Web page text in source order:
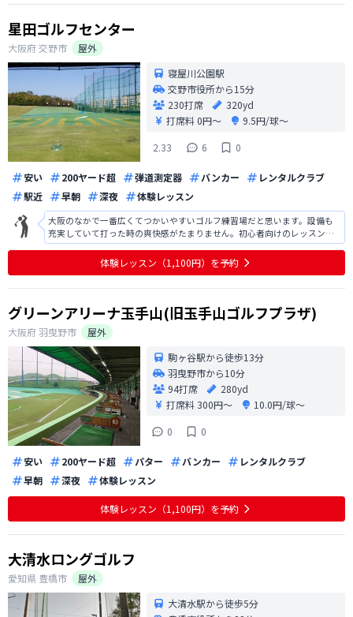
星田ゴルフセンター
大阪府交野市
屋外
寝屋川公園駅
交野市役所から15分
230打席
320yd
打席料0円〜
9.5円/球〜
2.33
6 0
安い 200ヤード超 弾道測定器 バンカー
レンタルクラブ
駅近
早朝 深夜 体験レッスン
大阪のなかで一番広くてつかいやすいゴルフ練習場だと思います。設備も
充実していて打った時の爽快感がたまりません。初心者向けのレッスンも
いろいろと取り揃えていて県外からも練習に来る人がいるほどです。大阪
に住んでいる方は一度行ってみてください。
体験レッスン（1,100円）を予約
グリーンアリーナ玉手山(旧玉手山ゴルフプラザ)
大阪府羽曳野市
屋外
駒ヶ谷駅から徒歩13分
羽曳野市から10分
94打席
280yd
打席料300円〜
10.0円/球〜
0
0
安い 200ヤード超 パター バンカー
レンタルクラブ
早朝
深夜 体験レッスン
体験レッスン（1,100円）を予約
大清水ロングゴルフ
愛知県 豊橋市
屋外
大清水駅から徒歩5分